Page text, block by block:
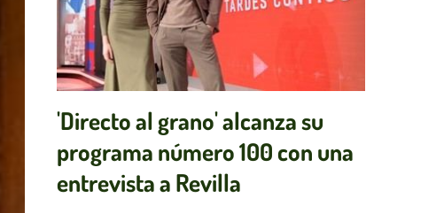
'Directo al grano' alcanza su
programa número 100 con una
entrevista a Revilla